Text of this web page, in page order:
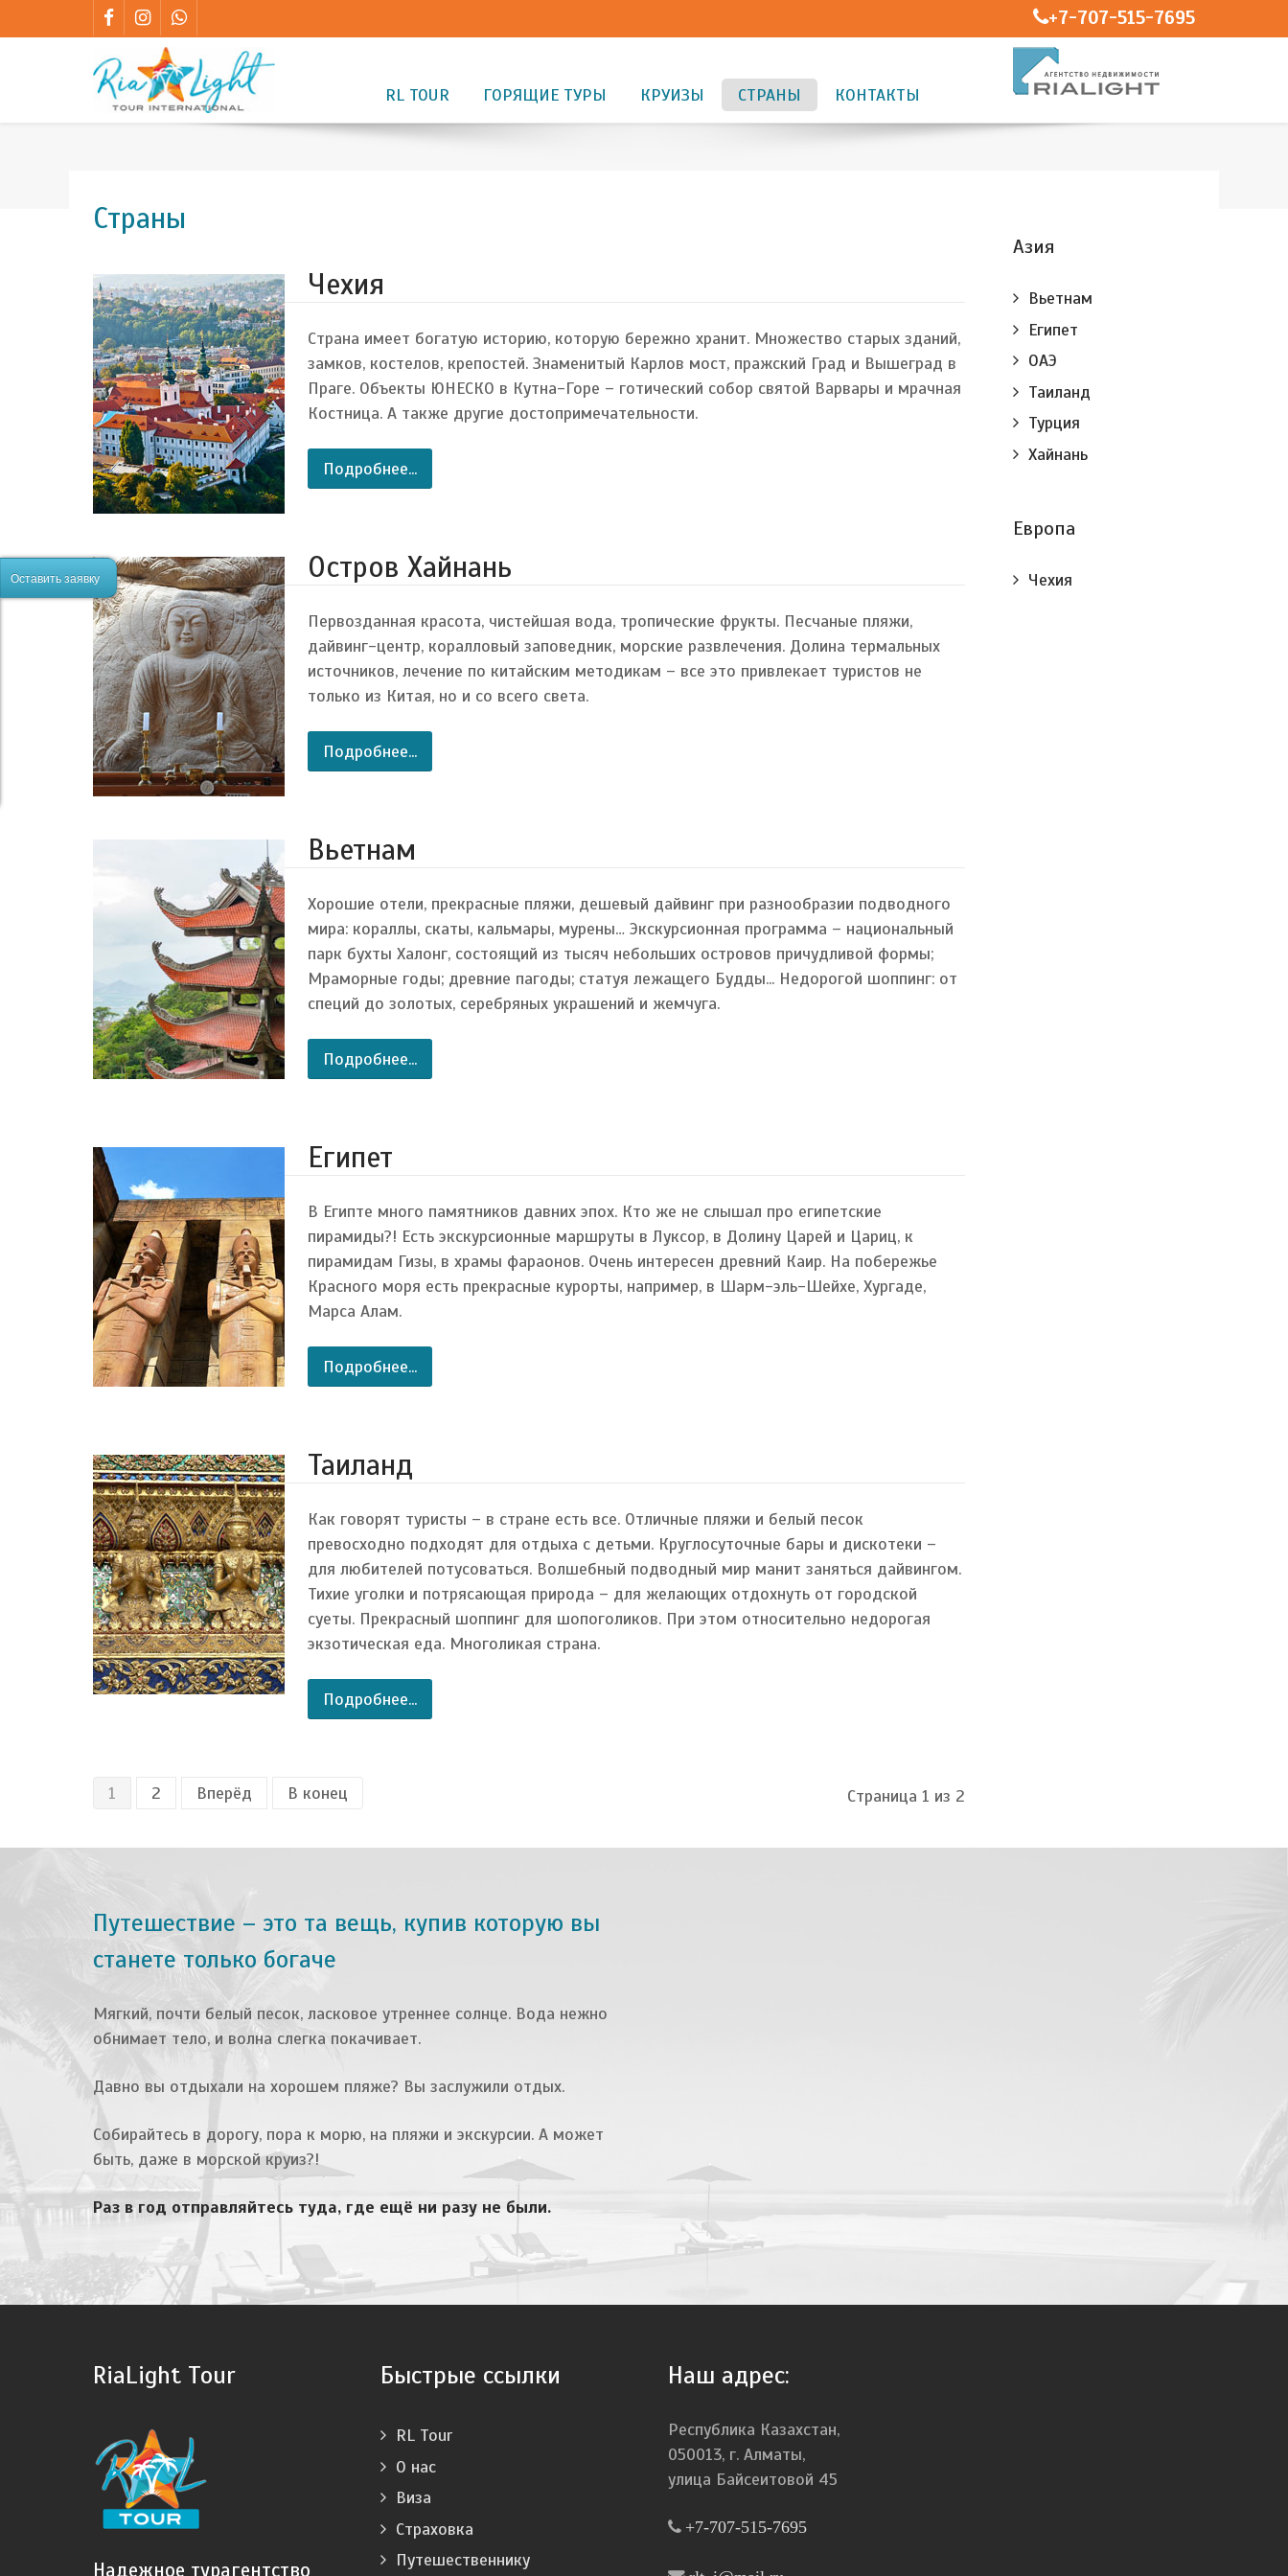
+7-707-515-7695
RL TOUR ГОРЯЩИЕ ТУРЫ КРУИЗЫ СТРАНЫ КОНТАКТЫ
Страны
Чехия
Страна имеет богатую историю, которую бережно хранит. Множество старых зданий,
замков, костелов, крепостей. Знаменитый Карлов мост, пражский Град и Вышеград в
Праге. Объекты ЮНЕСКО в Кутна-Горе – готический собор святой Варвары и мрачная
Костница. А также другие достопримечательности.
Подробнее...
Остров Хайнань
Первозданная красота, чистейшая вода, тропические фрукты. Песчаные пляжи,
дайвинг-центр, коралловый заповедник, морские развлечения. Долина термальных
источников, лечение по китайским методикам – все это привлекает туристов не
только из Китая, но и со всего света.
Подробнее...
Вьетнам
Хорошие отели, прекрасные пляжи, дешевый дайвинг при разнообразии подводного
мира: кораллы, скаты, кальмары, мурены… Экскурсионная программа – национальный
парк бухты Халонг, состоящий из тысяч небольших островов причудливой формы;
Мраморные годы; древние пагоды; статуя лежащего Будды... Недорогой шоппинг: от
специй до золотых, серебряных украшений и жемчуга.
Подробнее...
Египет
В Египте много памятников давних эпох. Кто же не слышал про египетские
пирамиды?! Есть экскурсионные маршруты в Луксор, в Долину Царей и Цариц, к
пирамидам Гизы, в храмы фараонов. Очень интересен древний Каир. На побережье
Красного моря есть прекрасные курорты, например, в Шарм-эль-Шейхе, Хургаде,
Марса Алам.
Подробнее...
Таиланд
Как говорят туристы – в стране есть все. Отличные пляжи и белый песок
превосходно подходят для отдыха с детьми. Круглосуточные бары и дискотеки –
для любителей потусоваться. Волшебный подводный мир манит заняться дайвингом.
Тихие уголки и потрясающая природа – для желающих отдохнуть от городской
суеты. Прекрасный шоппинг для шопоголиков. При этом относительно недорогая
экзотическая еда. Многоликая страна.
Подробнее...
Страница 1 из 2
1 2 Вперёд В конец
Азия
Вьетнам
Египет
ОАЭ
Таиланд
Турция
Хайнань
Европа
Чехия
Путешествие – это та вещь, купив которую вы
станете только богаче
Мягкий, почти белый песок, ласковое утреннее солнце. Вода нежно
обнимает тело, и волна слегка покачивает.
Давно вы отдыхали на хорошем пляже? Вы заслужили отдых.
Собирайтесь в дорогу, пора к морю, на пляжи и экскурсии. А может
быть, даже в морской круиз?!
Раз в год отправляйтесь туда, где ещё ни разу не были.
RiaLight Tour
Надежное турагентство
Быстрые ссылки
RL Tour
О нас
Виза
Страховка
Путешественнику
Наш адрес:
Республика Казахстан,
050013, г. Алматы,
улица Байсеитовой 45
+7-707-515-7695
Оставить заявку